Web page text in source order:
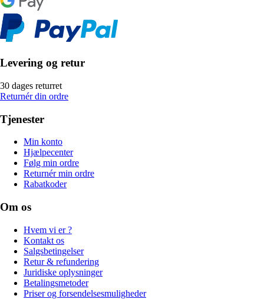
Levering og retur
30 dages returret
Returnér din ordre
Tjenester
Min konto
Hjælpecenter
Følg min ordre
Returnér min ordre
Rabatkoder
Om os
Hvem vi er ?
Kontakt os
Salgsbetingelser
Retur & refundering
Juridiske oplysninger
Betalingsmetoder
Priser og forsendelsesmuligheder